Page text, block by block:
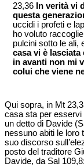
23,36 In verità vi
questa
uccidi i profeti e
ho voluto
pulcini sotto le ali,
casa vi è lasciata
in avanti non mi
colui che viene
Qui sopra, in Mt
casa sta per esservi
un detto di Davide
nessuno abiti le loro
suo discorso
posto del traditore
Davide, da Sal